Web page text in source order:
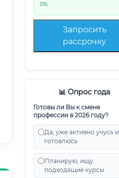
0%
Запросить
рассрочку
📊 Опрос года
Готовы ли Вы к смене
профессии в 2026 году?
Да, уже активно учусь и
готовлюсь
Планирую, ищу
подходящие курсы